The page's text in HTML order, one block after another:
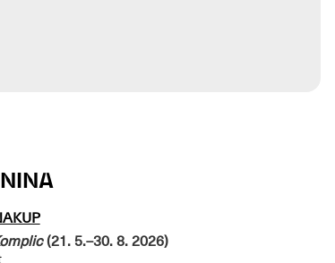
(21. 5.–30. 8. 2026)